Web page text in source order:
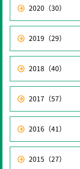
2020 （30）
2019 （29）
2018 （40）
2017 （57）
2016 （41）
2015 （27）